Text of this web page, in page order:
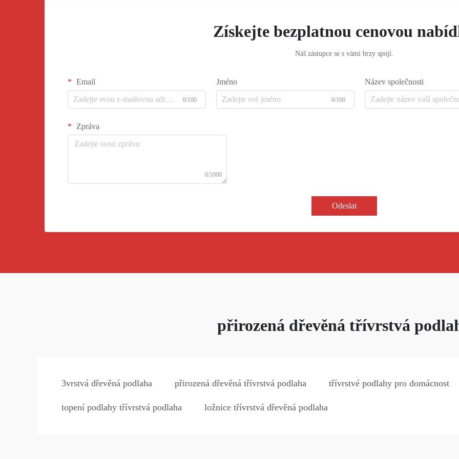
Získejte bezplatnou cenovou
Náš zástupce se s vámi brzy spojí.
Email
0/100
Jméno
0/100
Název společnosti
Zpráva
0/1000
Odeslat
přirozená dřevěná třívrstvá
3vrstvá dřevěná podlaha přirozená dřevěná třívrstvá podlaha třívrstvé podlahy pro domácnost
topení podlahy třívrstvá podlaha ložnice třívrstvá dřevěná podlaha